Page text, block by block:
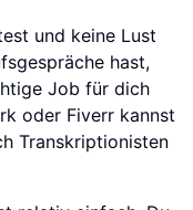
und keine Lust
hast,
Job für dich
oder Fiverr kannst
Transkriptionisten